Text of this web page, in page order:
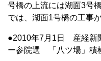
号橋の上流には湖面3号
では、湖面1号橋の工事
●2010年7月1日 産経新
ー参院選 「八ツ場」